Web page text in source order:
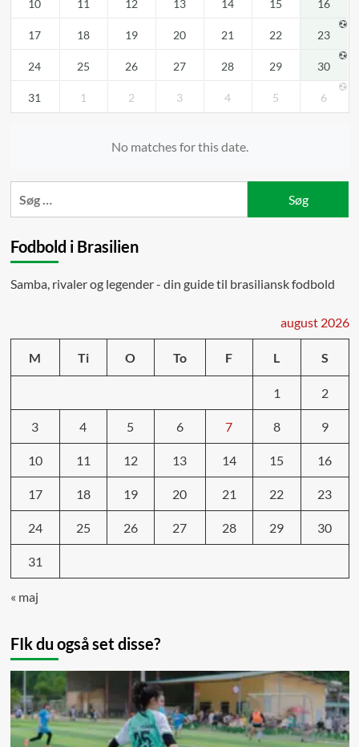
10 11 12 13 14 15 16
17 18 19 20 21 22 23
24 25 26 27 28 29 30
31 1 2 3 4 5 6
No matches for this date.
efter:
Fodbold i Brasilien
Samba, rivaler og legender - din guide til brasiliansk fodbold
august 2026
M Ti O To F L S
1 2
3 4 5 6 7 8 9
10 11 12 13 14 15 16
17 18 19 20 21 22 23
24 25 26 27 28 29 30
31
« maj
FIk du også set disse?